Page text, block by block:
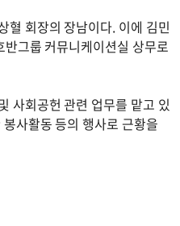
혈 회장의 장남이다. 이에 김민
그룹 커뮤니케이션실 상무로
사회공헌 관련 업무를 맡고 있
사활동 등의 행사로 근황을